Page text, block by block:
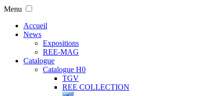
Menu
Accueil
News
Expositions
REE-MAG
Catalogue
Catalogue H0
TGV
REE COLLECTION